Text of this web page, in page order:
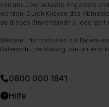
von uns über aktuelle Angebote
werden. Durch Klicken des
du dieses Einverständnis jederzeit
Weitere Informationen zur
Datenschutzerklärung , die wir erst
0800 000 1841
Hilfe